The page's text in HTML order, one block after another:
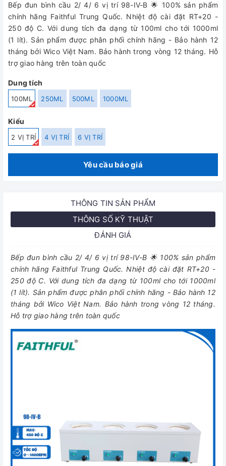
Bếp đun bình cầu 2/ 4/ 6 vị trí 98-IV-B 🌟 100% sản phẩm
chính hãng Faithful Trung Quốc. Nhiệt độ cài đặt RT+20 -
250 độ C. Với dung tích đa dạng từ 100ml cho tới 1000ml
(1 lít). Sản phẩm được phân phối chính hãng - Bảo hành 12
tháng bởi Wico Việt Nam. Bảo hành trong vòng 12 tháng. Hỗ
trợ giao hàng trên toàn quốc
Dung tích
100ML 250ML 500ML 1000ML
Kiểu
2 VỊ TRÍ 4 VỊ TRÍ 6 VỊ TRÍ
Yêu cầu báo giá
THÔNG TIN SẢN PHẨM
THÔNG SỐ KỸ THUẬT
ĐÁNH GIÁ
Bếp đun bình cầu 2/ 4/ 6 vị trí 98-IV-B 🌟 100% sản phẩm
chính hãng Faithful Trung Quốc. Nhiệt độ cài đặt RT+20 -
250 độ C. Với dung tích đa dạng từ 100ml cho tới 1000ml
(1 lít). Sản phẩm được phân phối chính hãng - Bảo hành 12
tháng bởi Wico Việt Nam. Bảo hành trong vòng 12 tháng.
Hỗ trợ giao hàng trên toàn quốc